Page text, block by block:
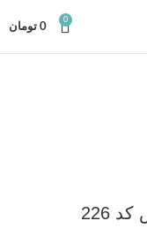
0
0 تومان
226